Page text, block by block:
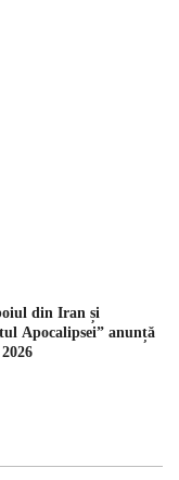
din Iran și
Apocalipsei” anunță